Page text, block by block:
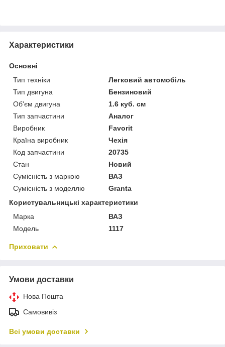
Характеристики
Основні
Тип техніки
Легковий автомобіль
Тип двигуна
Бензиновий
Об'єм двигуна
1.6 куб. см
Тип запчастини
Аналог
Виробник
Favorit
Країна виробник
Чехія
Код запчастини
20735
Стан
Новий
Сумісність з маркою
ВАЗ
Сумісність з моделлю
Granta
Користувальницькі характеристики
Марка
ВАЗ
Модель
1117
Приховати
Умови доставки
Нова Пошта
Самовивіз
Всі умови доставки